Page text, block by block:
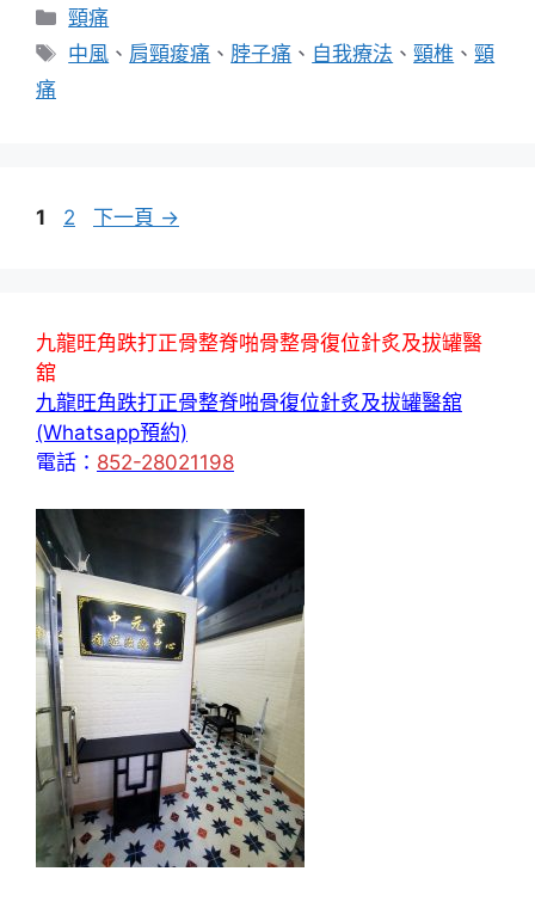
分
類
頸痛
標
中風 、 肩頸痠痛 、 脖子痛 、 自我療法 、頸椎 、頸
痛
頁
1
頁
2 下一頁 →
九龍旺角跌打正骨整脊啪骨整骨復位針炙及拔罐醫
舘
九龍旺角跌打正骨整脊啪骨復位針炙及拔罐醫舘
(Whatsapp預約)
電話： 852-28021198